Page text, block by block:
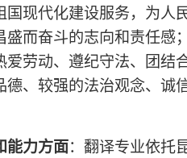
国现代化建设服务，为人
盛而奋斗的志向和责任感
爱劳动、遵纪守法、团结
德、较强的法治观念、诚
能力方面：翻译专业依托